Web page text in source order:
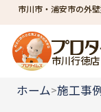
市川市・浦安市の外
市川行徳店
ホーム>施工事